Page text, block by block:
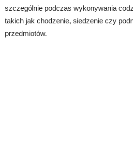
szczególnie podczas wykonywania
takich jak chodzenie, siedzenie czy
przedmiotów.